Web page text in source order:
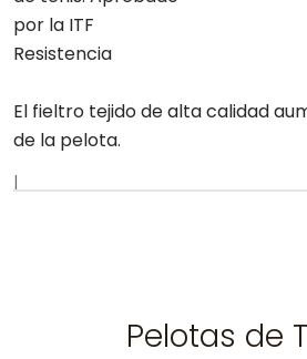
por la ITF
Resistencia
El fieltro tejido de alta calidad
de la pelota.
|
Pelotas de